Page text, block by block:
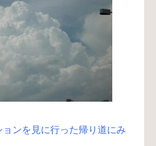
ンを見に行った帰り道にみ